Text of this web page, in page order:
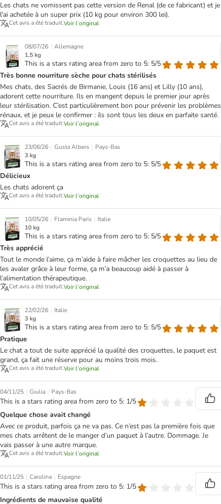
Les chats ne vomissent pas cette version de Renal (de ce fabricant) et je
l'ai achetée à un super prix (10 kg pour environ 300 lei).
Cet avis a été traduit.Voir l’original
08/07/26 | Allemagne
1,5 kg
This is a stars rating area from zero to 5: 5/5
Très bonne nourriture sèche pour chats stérilisés
Mes chats, des Sacrés de Birmanie, Louis (16 ans) et Lilly (10 ans),
adorent cette nourriture. Ils en mangent depuis le premier jour après
leur stérilisation. C’est particulièrement bon pour prévenir les problèmes
rénaux, et je peux le confirmer : ils sont tous les deux en parfaite santé.
Cet avis a été traduit.Voir l’original
23/06/26 | Gusta Albers | Pays-Bas
3 kg
This is a stars rating area from zero to 5: 5/5
Délicieux
Les chats adorent ça
Cet avis a été traduit.Voir l’original
10/05/26 | Flaminia Paris | Italie
10 kg
This is a stars rating area from zero to 5: 5/5
Très apprécié
Tout le monde l’aime, ça m’aide à faire mâcher les croquettes au lieu de
les avaler grâce à leur forme, ça m’a beaucoup aidé à passer à
l’alimentation thérapeutique.
Cet avis a été traduit.Voir l’original
22/02/26 | Italie
3 kg
This is a stars rating area from zero to 5: 5/5
Pratique
Le chat a tout de suite apprécié la qualité des croquettes, le paquet est
grand, ça fait une réserve pour au moins trois mois.
Cet avis a été traduit.Voir l’original
04/11/25 | Giulia | Pays-Bas
This is a stars rating area from zero to 5: 1/5
Quelque chose avait changé
Avec ce produit, parfois ça ne va pas. Ce n’est pas la première fois que
mes chats arrêtent de le manger d’un paquet à l’autre. Dommage. Je
vais passer à une autre marque.
Cet avis a été traduit.Voir l’original
01/11/25 | Carolina | Espagne
This is a stars rating area from zero to 5: 1/5
Ingrédients de mauvaise qualité